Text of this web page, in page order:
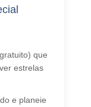
que
estrelas
e planeie